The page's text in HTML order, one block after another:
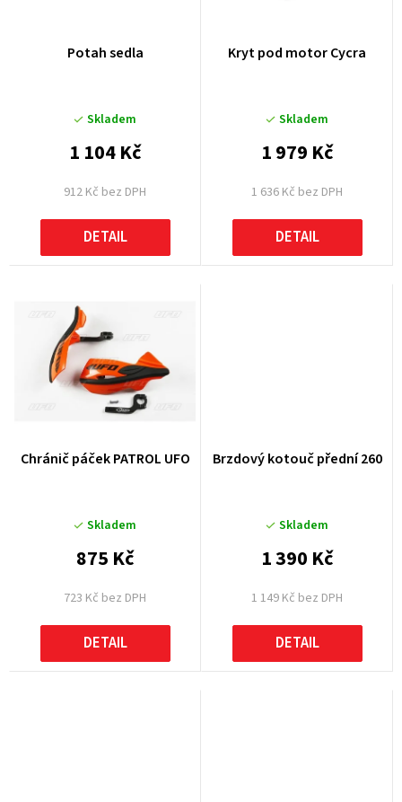
Potah sedla
Skladem
912 Kč bez DPH
1 104 Kč
DETAIL
Kryt pod motor Cycra
Skladem
1 636 Kč bez DPH
1 979 Kč
DETAIL
Chránič páček PATROL UFO
Skladem
723 Kč bez DPH
875 Kč
DETAIL
Brzdový kotouč přední 260
Skladem
1 149 Kč bez DPH
1 390 Kč
DETAIL